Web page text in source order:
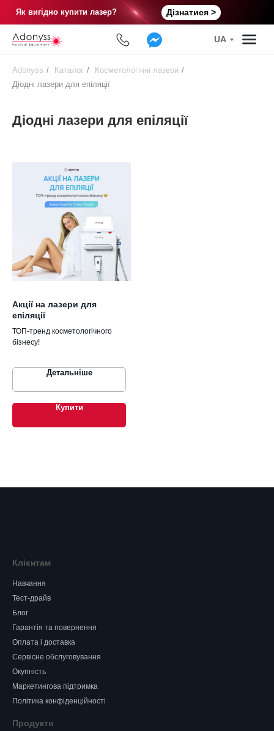
Як вигідно купити лазер? Дізнатися >
UA
Adonyss / Каталог / Косметологічні лазери /
Діодні лазери для епіляції
Діодні лазери для епіляції
Акції на лазери для
епіляції
ТОП-тренд косметологічного
бізнесу!
Детальніше
Купити
Навчання
Тест-драйв
Блог
Гарантія та повернення
Оплата і доставка
Сервісне обслуговування
Окупність
Маркетингова підтримка
Політика конфіденційності
Клієнтам
Продукти